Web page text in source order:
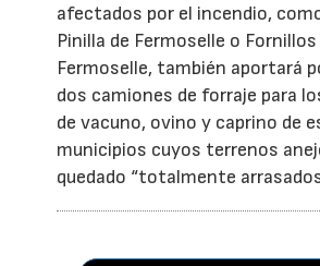
afectados por el incendio,
Pinilla de Fermoselle o Fornillos
Fermoselle, también aportará
dos camiones de forraje para
de vacuno, ovino y caprino de
municipios cuyos terrenos
quedado “totalmente